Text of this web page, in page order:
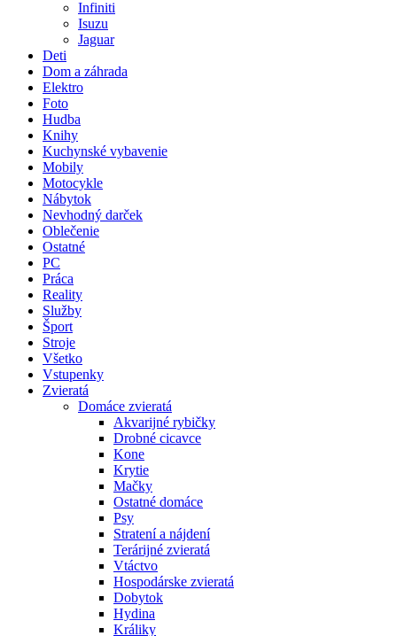
Infiniti
Isuzu
Jaguar
Deti
Dom a záhrada
Elektro
Foto
Hudba
Knihy
Kuchynské vybavenie
Mobily
Motocykle
Nábytok
Nevhodný darček
Oblečenie
Ostatné
PC
Práca
Reality
Služby
Šport
Stroje
Všetko
Vstupenky
Zvieratá
Domáce zvieratá
Akvarijné rybičky
Drobné cicavce
Kone
Krytie
Mačky
Ostatné domáce
Psy
Stratení a nájdení
Terárijné zvieratá
Vtáctvo
Hospodárske zvieratá
Dobytok
Hydina
Králiky